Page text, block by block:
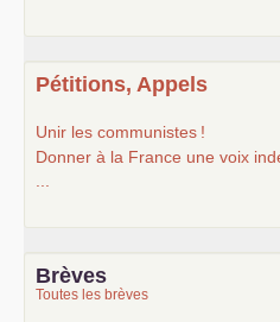
Pétitions, Appels
Unir les communistes !
Donner à la France une voix
Brèves
Toutes les brèves